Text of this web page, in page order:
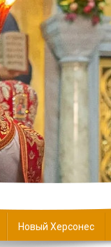
Новый Херсонес